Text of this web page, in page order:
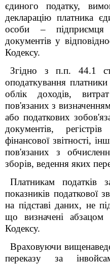
єдиного податку,
декларацію платника
особи – підприємця
документів у
Кодексу.
Згідно з п.п. 44.1
оподаткування платники
облік доходів,
пов'язаних з
або податкових
документів,
фінансової звітності,
пов'язаних з
зборів, ведення яких
Платникам податків
показників податкової
на підставі даних, не
що визначені
Кодексу.
Враховуючи
переказу за